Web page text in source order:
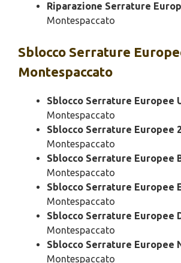
Riparazione Serrature
Montespaccato
Sblocco Serrature
Montespaccato
Sblocco Serrature Europee
Montespaccato
Sblocco Serrature Europee
Montespaccato
Sblocco Serrature Europee
Montespaccato
Sblocco Serrature Europee
Montespaccato
Sblocco Serrature Europee
Montespaccato
Sblocco Serrature Europee
Montespaccato